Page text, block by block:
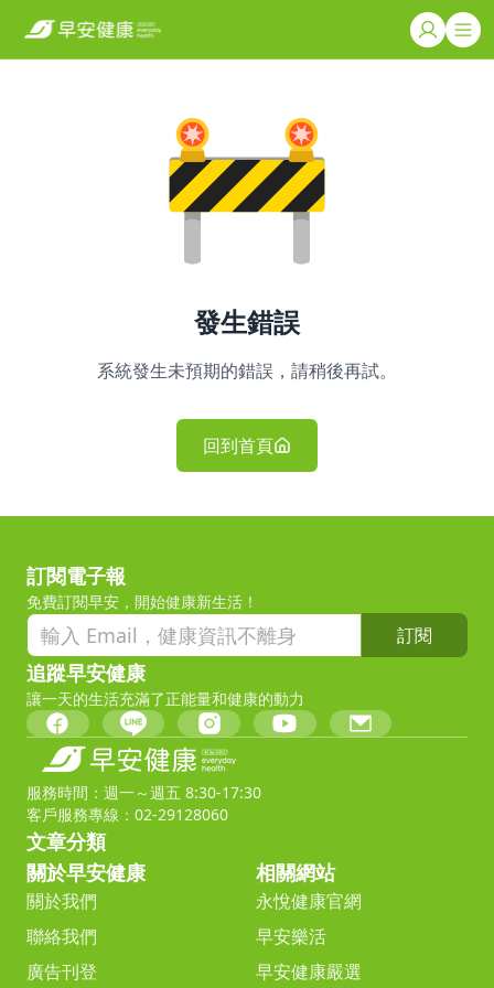
發生錯誤
系統發生未預期的錯誤，請稍後再試。
回到首頁
訂閱電子報
免費訂閱早安，開始健康新生活！
訂閱
追蹤早安健康
讓一天的生活充滿了正能量和健康的動力
服務時間：週一～週五 8:30-17:30
客戶服務專線：02-29128060
文章分類
關於早安健康
關於我們
聯絡我們
廣告刊登
相關網站
永悅健康官網
早安樂活
早安健康嚴選